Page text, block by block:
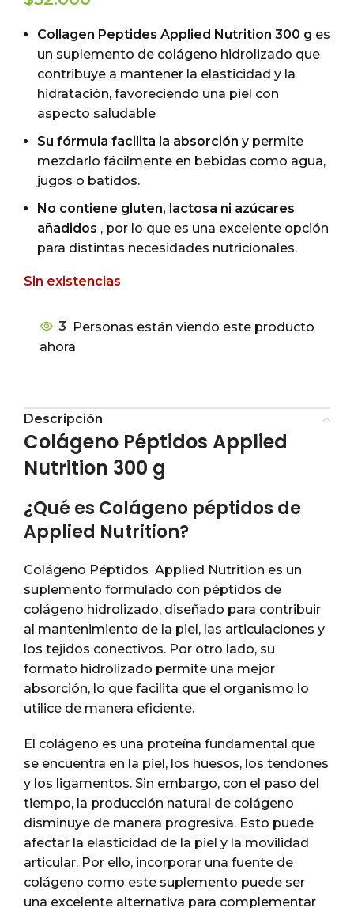
Collagen Peptides Applied Nutrition 300 g es
un suplemento de colágeno hidrolizado que
contribuye a mantener la elasticidad y la
hidratación, favoreciendo una piel con
aspecto saludable
Su fórmula facilita la absorción y permite
mezclarlo fácilmente en bebidas como agua,
jugos o batidos.
No contiene gluten, lactosa ni azúcares
añadidos , por lo que es una excelente opción
para distintas necesidades nutricionales.
Sin existencias
3 Personas están viendo este producto
ahora
Descripción
Colágeno Péptidos Applied
Nutrition 300 g
¿Qué es Colágeno péptidos de
Applied Nutrition?
Colágeno Péptidos Applied Nutrition es un
suplemento formulado con péptidos de
colágeno hidrolizado, diseñado para contribuir
al mantenimiento de la piel, las articulaciones y
los tejidos conectivos. Por otro lado, su
formato hidrolizado permite una mejor
absorción, lo que facilita que el organismo lo
utilice de manera eficiente.
El colágeno es una proteína fundamental que
se encuentra en la piel, los huesos, los tendones
y los ligamentos. Sin embargo, con el paso del
tiempo, la producción natural de colágeno
disminuye de manera progresiva. Esto puede
afectar la elasticidad de la piel y la movilidad
articular. Por ello, incorporar una fuente de
colágeno como este suplemento puede ser
una excelente alternativa para complementar